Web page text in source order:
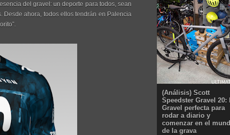
del gravel: un deporte para todos, sean
Desde ahora, todos ellos tendrán en Palencia
(Análisis) Scott
Speedster Gravel 20:
Gravel perfecta para
rodar a diario y
comenzar en el
de la grava